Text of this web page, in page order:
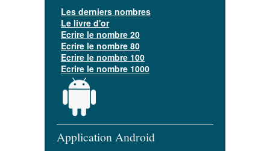
Les derniers nombres
Le livre d'or
Ecrire le nombre 20
Ecrire le nombre 80
Ecrire le nombre 100
Ecrire le nombre 1000
Application Android